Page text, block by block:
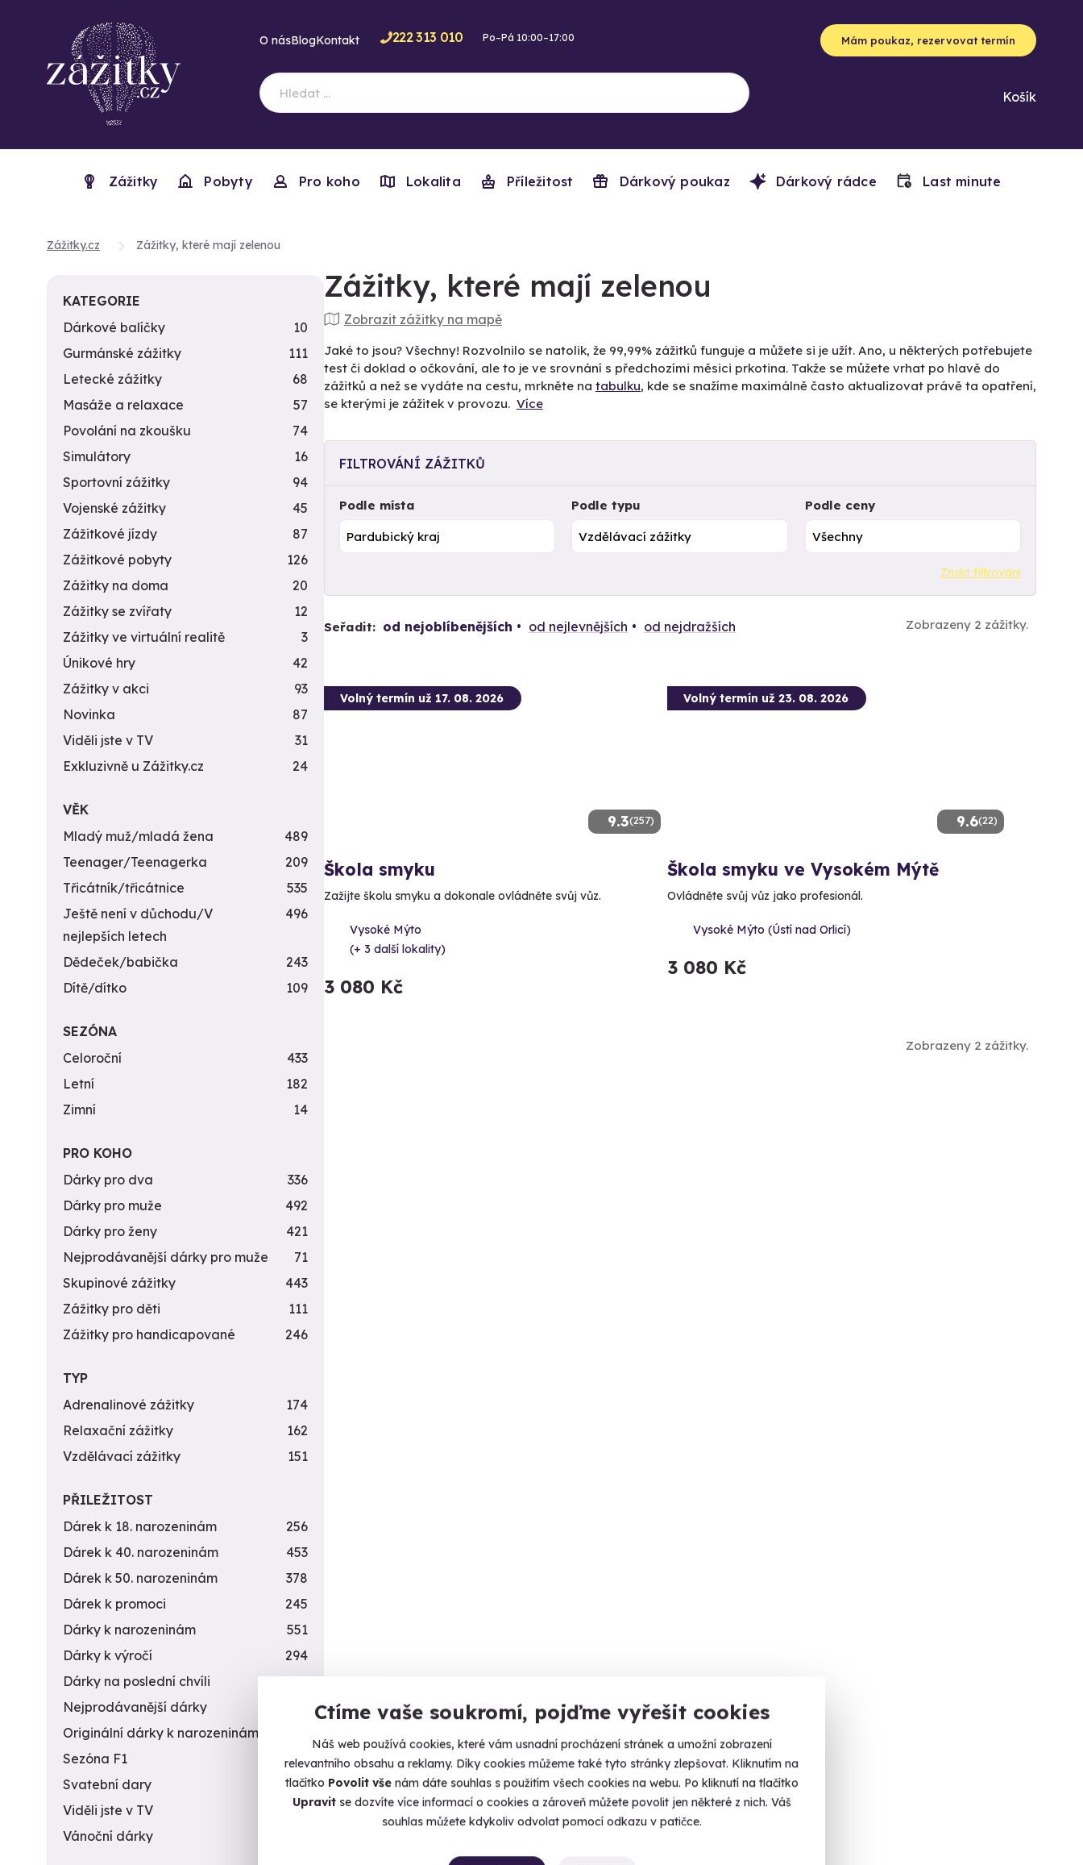
Ctíme vaše soukromí, pojďme vyřešit cookies
Náš web používá cookies, které vám usnadní procházení stránek a umožní zobrazení
relevantního obsahu a reklamy. Díky cookies můžeme také tyto stránky zlepšovat. Kliknutím na
tlačítko Povolit vše nám dáte souhlas s použitím všech cookies na webu. Po kliknutí na tlačítko
Upravitse dozvíte více informací o cookies a zároveň můžete povolit jen některé z nich. Váš
souhlas můžete kdykoliv odvolat pomocí odkazu v patičce.
O násBlogKontakt 222 313 010 Po–Pá 10:00–17:00 Mám poukaz, rezervovat termín
Košík
Zážitky Pobyty Pro koho Lokalita Příležitost Dárkový poukaz Dárkový rádce Last minute
Zážitky.cz Zážitky, které mají zelenou
Zážitky, které mají zelenou
Zobrazit zážitky na mapě
Jaké to jsou? Všechny! Rozvolnilo se natolik, že 99,99% zážitků funguje a můžete si je užít. Ano, u některých potřebujete
test či doklad o očkování, ale to je ve srovnání s předchozími měsici prkotina. Takže se můžete vrhat po hlavě do
zážitků a než se vydáte na cestu, mrkněte na tabulku, kde se snažíme maximálně často aktualizovat právě ta opatření,
se kterými je zážitek v provozu. Více
FILTROVÁNÍ ZÁŽITKŮ
Podle místa Podle typu Podle ceny
Zrušit filtrování
Seřadit: od nejoblíbenějších od nejlevnějších od nejdražších Zobrazeny 2 zážitky.
9.3(257)
Volný termín už 17. 08. 2026
Škola smyku
Zažijte školu smyku a dokonale ovládněte svůj vůz.
Vysoké Mýto
(+ 3 další lokality)
3 080 Kč
9.6(22)
Volný termín už 23. 08. 2026
Škola smyku ve Vysokém Mýtě
Ovládněte svůj vůz jako profesionál.
Vysoké Mýto (Ústí nad Orlicí)
3 080 Kč
Zobrazeny 2 zážitky.
KATEGORIE
Dárkové balíčky
10
Gurmánské zážitky
111
Letecké zážitky
68
Masáže a relaxace
57
Povolání na zkoušku
74
Simulátory
16
Sportovní zážitky
94
Vojenské zážitky
45
Zážitkové jízdy
87
Zážitkové pobyty
126
Zážitky na doma
20
Zážitky se zvířaty
12
Zážitky ve virtuální realitě
3
Únikové hry
42
Zážitky v akci
93
Novinka
87
Viděli jste v TV
31
Exkluzivně u Zážitky.cz
24
VĚK
Mladý muž/mladá žena
489
Teenager/Teenagerka
209
Třicátník/třicátnice
535
Ještě není v důchodu/V
nejlepších letech
496
Dědeček/babička
243
Dítě/dítko
109
SEZÓNA
Celoroční
433
Letní
182
Zimní
14
PRO KOHO
Dárky pro dva
336
Dárky pro muže
492
Dárky pro ženy
421
Nejprodávanější dárky pro muže
71
Skupinové zážitky
443
Zážitky pro děti
111
Zážitky pro handicapované
246
TYP
Adrenalinové zážitky
174
Relaxační zážitky
162
Vzdělávací zážitky
151
PŘILEŽITOST
Dárek k 18. narozeninám
256
Dárek k 40. narozeninám
453
Dárek k 50. narozeninám
378
Dárek k promoci
245
Dárky k narozeninám
551
Dárky k výročí
294
Dárky na poslední chvíli
450
Nejprodávanější dárky
Originální dárky k narozeninám
Sezóna F1
4
Svatební dary
196
Viděli jste v TV
31
Vánoční dárky